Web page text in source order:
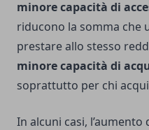
minore capacità di
riducono la somma che
prestare allo stesso
minore capacità di
soprattutto per chi
In alcuni casi,